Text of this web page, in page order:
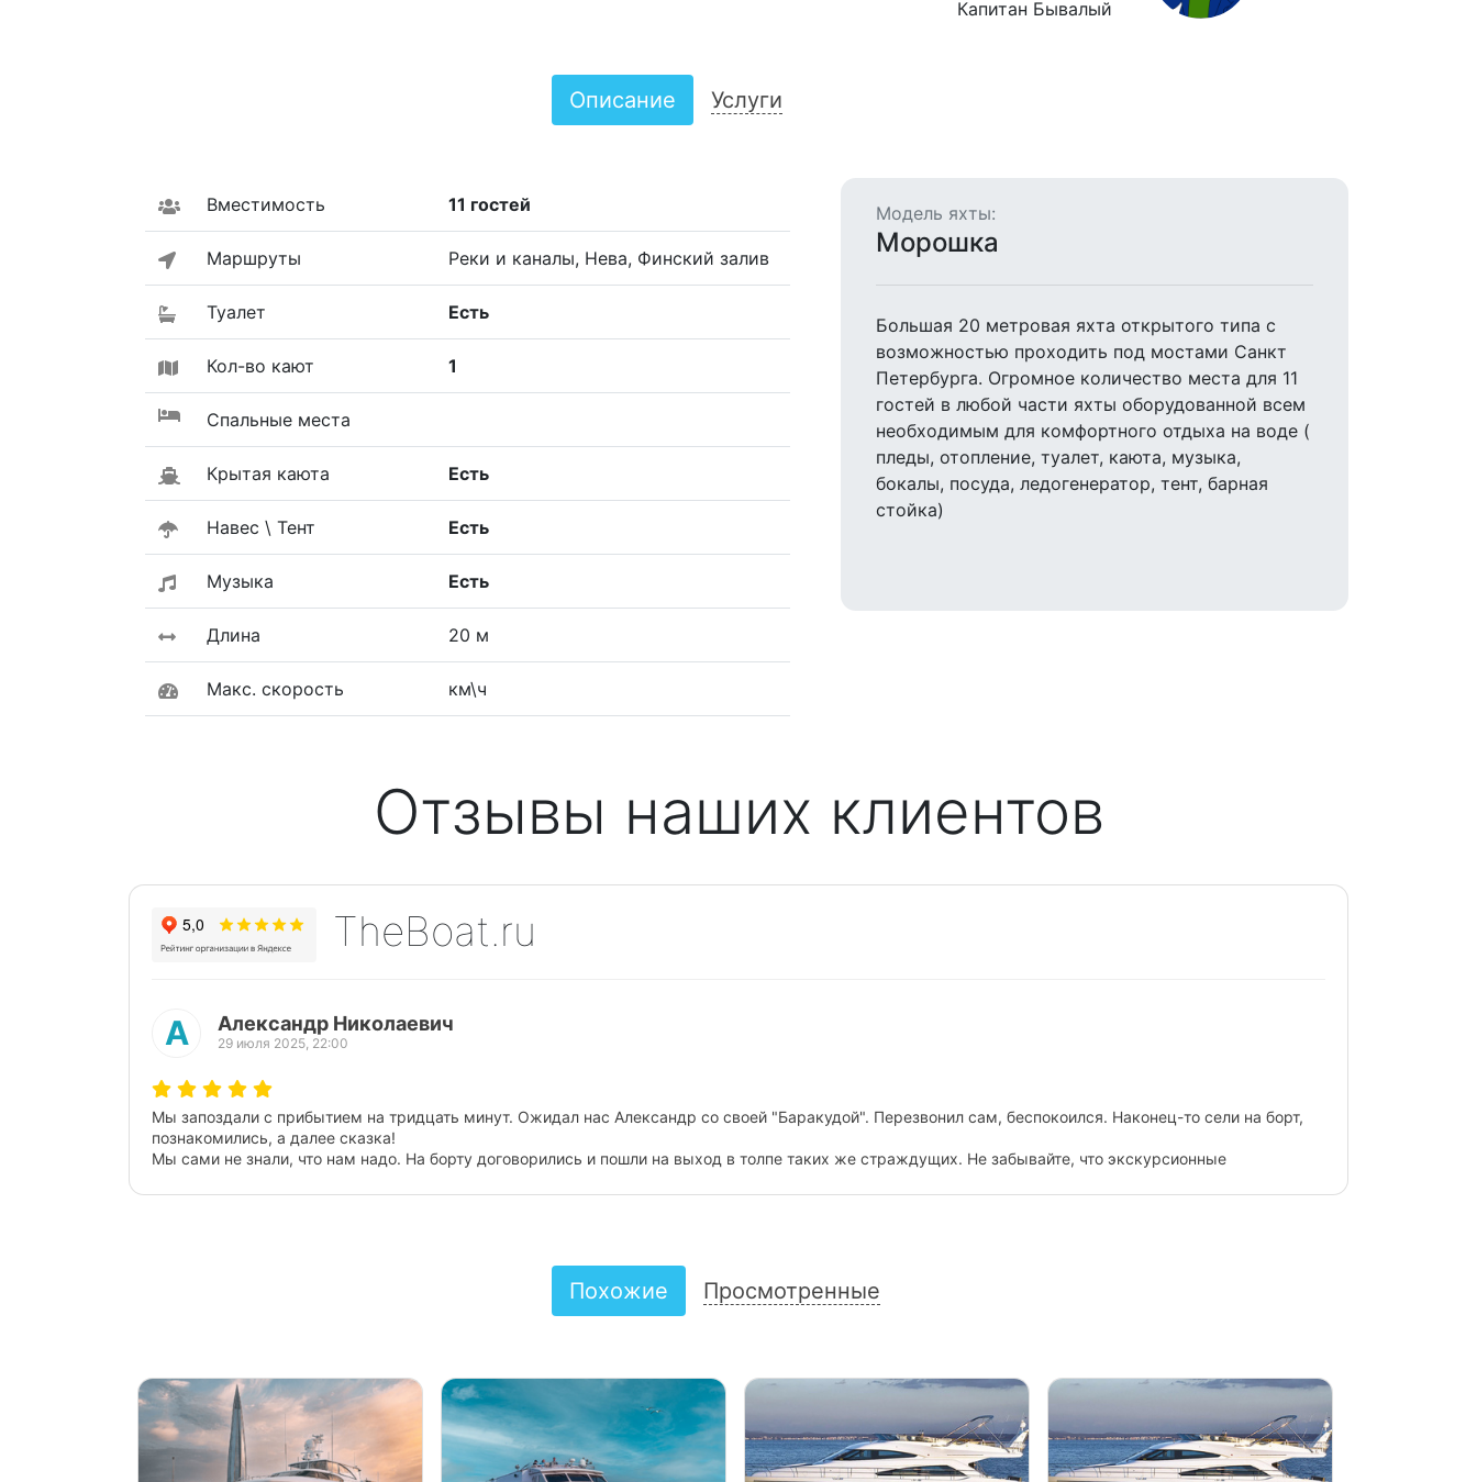
Капитан Бывалый
Описание Услуги
Вместимость 11 гостей
Маршруты Реки и каналы, Нева, Финский залив
Туалет Есть
Кол-во кают 1
Спальные места
Крытая каюта Есть
Навес \ Тент Есть
Музыка Есть
Длина 20 м
Макс. скорость км\ч
Модель яхты:
Морошка
Большая 20 метровая яхта открытого типа с
возможностью проходить под мостами Санкт
Петербурга. Огромное количество места для 11
гостей в любой части яхты оборудованной всем
необходимым для комфортного отдыха на воде (
пледы, отопление, туалет, каюта, музыка,
бокалы, посуда, ледогенератор, тент, барная
стойка)
Отзывы наших клиентов
TheBoat.ru
Наконец-то сели на борт,
М Марина Пи
25 июля 2025, 18:30
Очень понравилась двухчасовая прогулка на карминовом катере Эклипс с капитаном Игорем! Катер пунктуально причалил к обозначенному месту.
Чистый, комфортабельный. Есть санузел, можно подключить свою музыку.
Капитан внимателен к пассажарам и при этом очень деликатен, всегда рядом, но полное ощущение, что отдыхаешь своим кругом.
бесценно!
Предыдущий
Похожие Просмотренные